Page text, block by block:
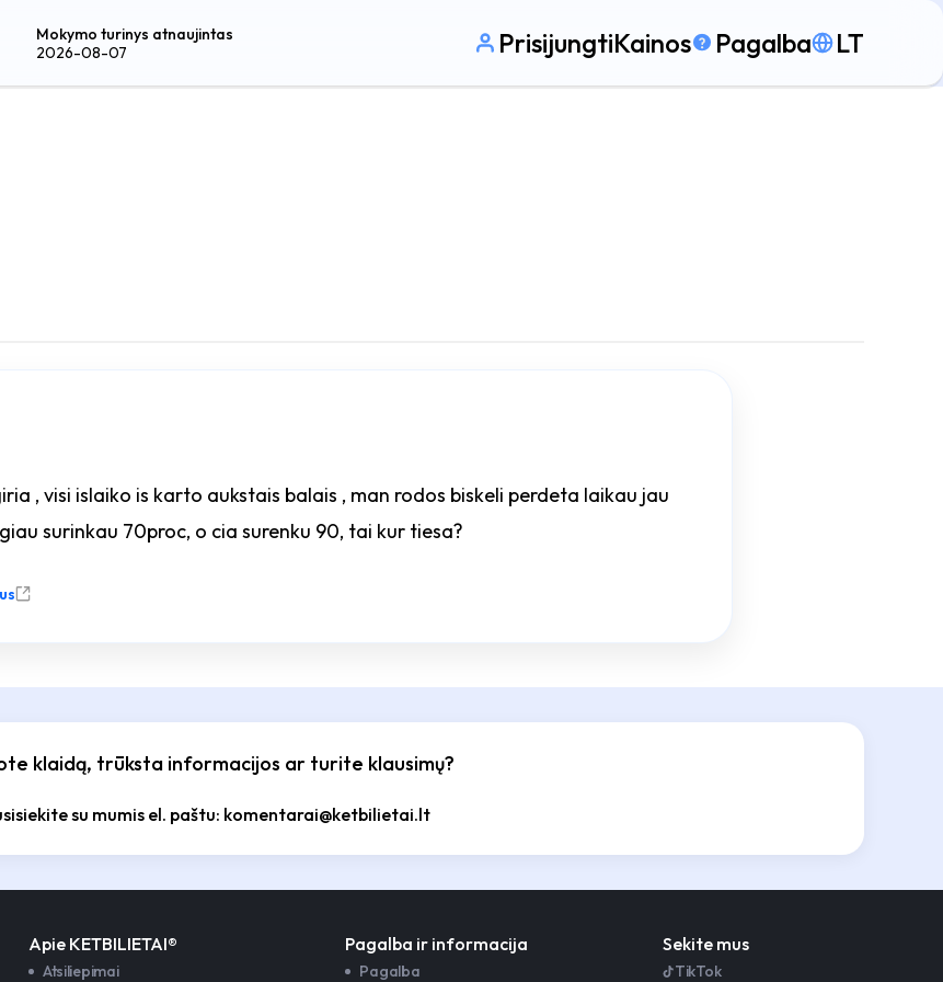
Mokymo turinys atnaujintas
2026-08-07
PrisijungtiKainos Pagalba LT
, visi islaiko is karto aukstais balais , man rodos biskeli perdeta laikau jau
surinkau 70proc, o cia surenku 90, tai kur tiesa?
klaidą, trūksta informacijos ar turite klausimų?
su mumis el. paštu: komentarai@ketbilietai.lt
Apie KETBILIETAI®
Atsiliepimai
Pagalba ir informacija
Pagalba
Sekite mus
TikTok